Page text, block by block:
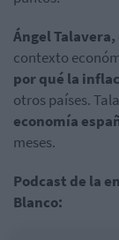
Ángel
contexto
por qué la
otros países.
economía
meses.
Podcast de la
Blanco: